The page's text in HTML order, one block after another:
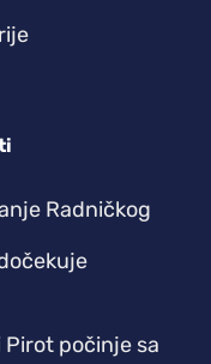
Radničkog
Pirot počinje sa